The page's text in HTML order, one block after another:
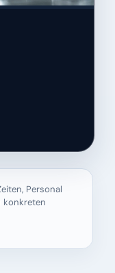
Personal
konkreten